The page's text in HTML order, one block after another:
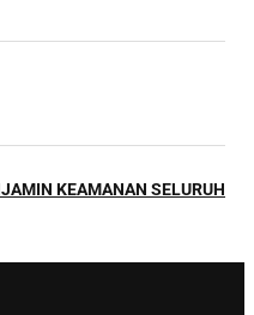
KEAMANAN SELURUH